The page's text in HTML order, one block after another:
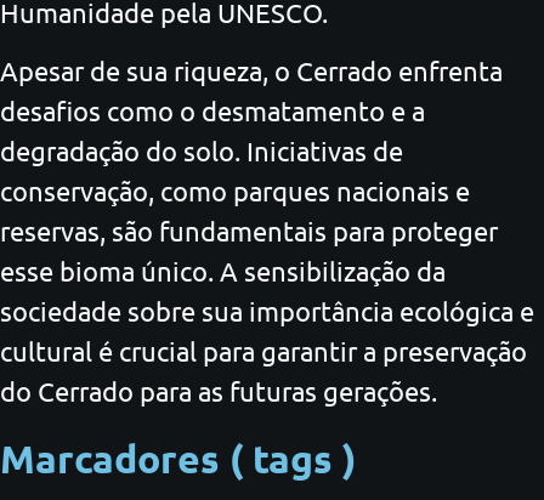
Humanidade pela UNESCO.
Apesar de sua riqueza, o Cerrado enfrenta
desafios como o desmatamento e a
degradação do solo. Iniciativas de
conservação, como parques nacionais e
reservas, são fundamentais para proteger
esse bioma único. A sensibilização da
sociedade sobre sua importância ecológica e
cultural é crucial para garantir a preservação
do Cerrado para as futuras gerações.
Marcadores ( tags )